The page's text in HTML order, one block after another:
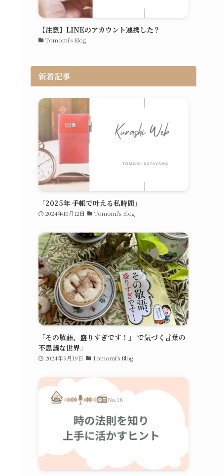
【注意】LINEのアカウント連携した？
Tomomi's Blog
新着記事
「2025年 手帳で叶える私時間」
2024年10月12日 Tomomi's Blog
「その敬語、盛りすぎです！」 で気づく言葉の
不思議な世界」
2024年9月19日 Tomomi's Blog